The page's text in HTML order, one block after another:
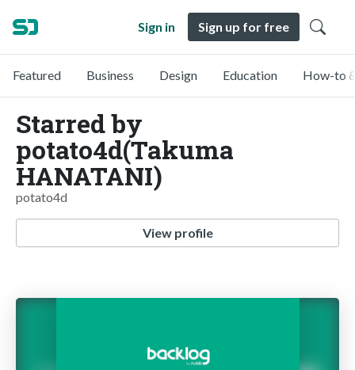
Sign in Sign up for free
Featured Business Design Education How-to
Starred by
potato4d(Takuma
HANATANI)
potato4d
View profile